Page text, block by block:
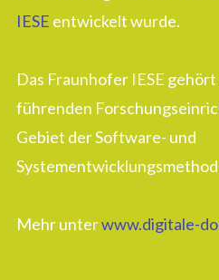
IESE entwickelt wurde.
Das Fraunhofer IESE
führenden
Gebiet der Software- und
Mehr unterwww.digitale-